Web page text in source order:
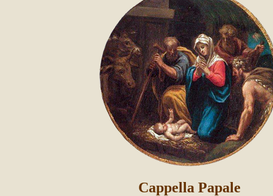
Cappella Papale